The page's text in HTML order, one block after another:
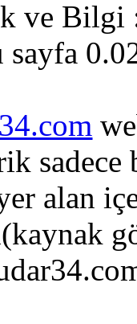
ve
sayfa
sadece
alan